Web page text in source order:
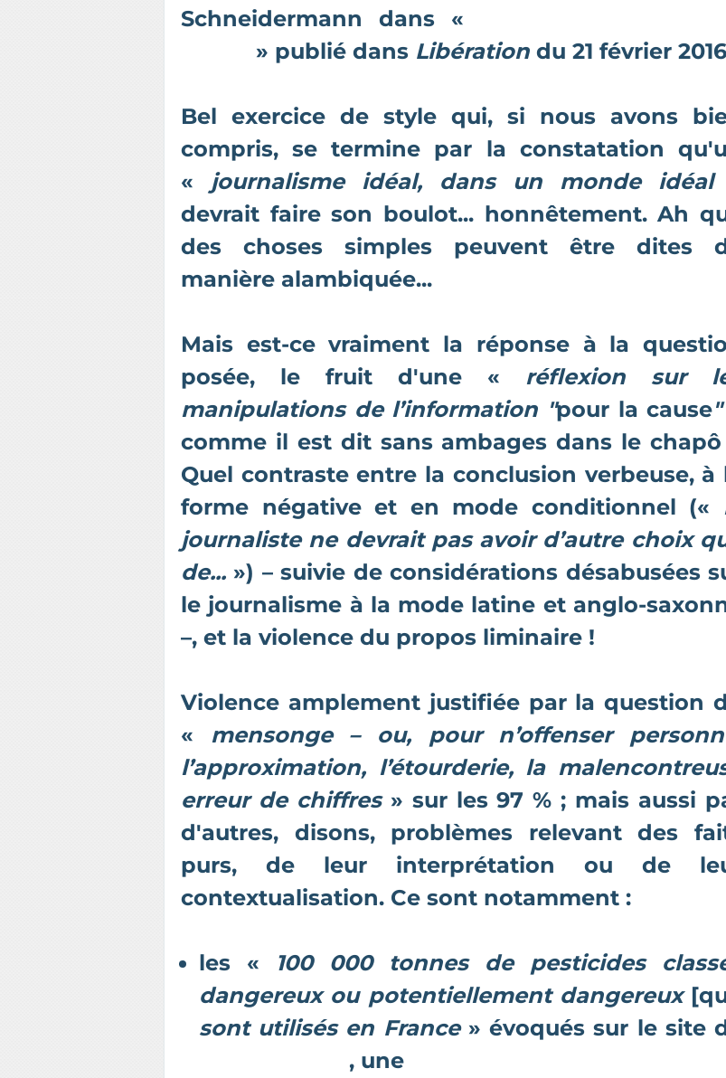
Schneidermann dans «
» publié dans Libération du 21 février
Bel exercice de style qui, si nous avons
compris, se termine par la constatation
« journalisme idéal, dans un monde idéal
devrait faire son boulot... honnêtement. Ah
des choses simples peuvent être dites
manière alambiquée...
Mais est-ce vraiment la réponse à la
posée, le fruit d'une « réflexion sur
manipulations de l’information "pour la cause"
comme il est dit sans ambages dans le chapô
Quel contraste entre la conclusion verbeuse, à
forme négative et en mode conditionnel («
journaliste ne devrait pas avoir d’autre choix
de... ») – suivie de considérations désabusées
le journalisme à la mode latine et anglo-
–, et la violence du propos liminaire !
Violence amplement justifiée par la question
« mensonge – ou, pour n’offenser
l’approximation, l’étourderie, la
erreur de chiffres » sur les 97 % ; mais aussi
d'autres, disons, problèmes relevant des
purs, de leur interprétation ou de
contextualisation. Ce sont notamment :
les «
100 000 tonnes de pesticides
dangereux ou potentiellement dangereux
sont utilisés en France » évoqués sur le site
, une